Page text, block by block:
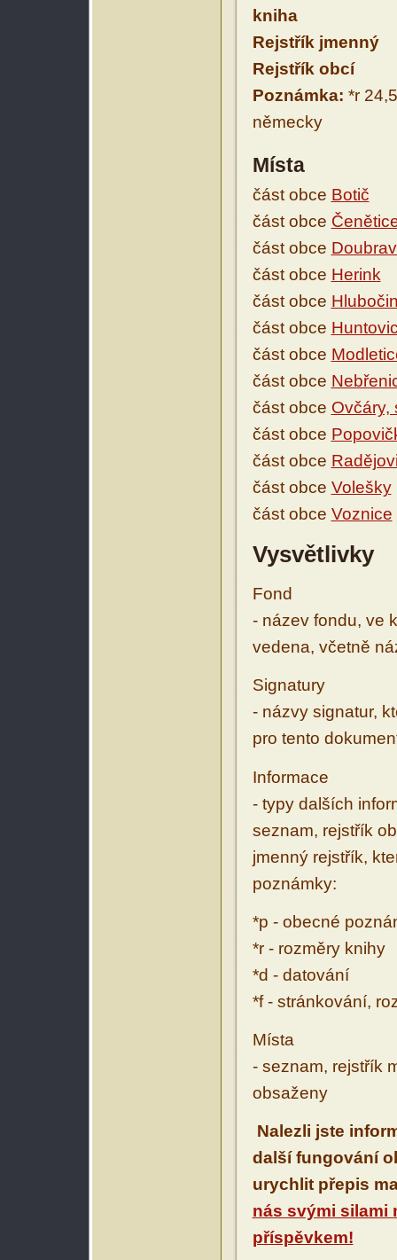
kniha
Rejstřík jmenný
Rejstřík obcí
Poznámka: *r
německy
Místa
část obce Botič
část obce
část obce
část obce Herink
část obce
část obce
část obce
část obce
část obce Ovčáry,
část obce
část obce
část obce Volešky
část obce Voznice
Vysvětlivky
Fond
- název fondu, ve
vedena, včetně
Signatury
- názvy signatur,
pro tento
Informace
- typy dalších
seznam, rejstřík
jmenný rejstřík,
poznámky:
*p - obecné
*r - rozměry knihy
*d - datování
*f - stránkování,
Místa
- seznam, rejstřík
obsaženy
Nalezli jste
další fungování
urychlit přepis
nás svými silami
příspěvkem!